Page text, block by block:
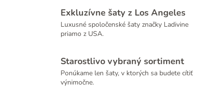
Exkluzívne šaty z Los Angeles
Luxusné spoločenské šaty značky Ladivine
priamo z USA.
Starostlivo vybraný sortiment
Ponúkame len šaty, v ktorých sa budete cítiť
výnimočne.